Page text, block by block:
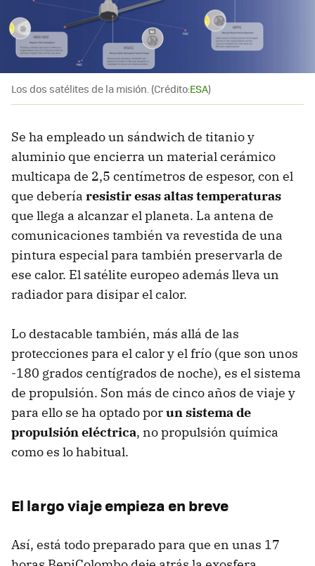
Los dos satélites de la misión. (Crédito:ESA)
Se ha empleado un sándwich de titanio y
aluminio que encierra un material cerámico
multicapa de 2,5 centímetros de espesor, con el
que debería resistir esas altas temperaturas
que llega a alcanzar el planeta. La antena de
comunicaciones también va revestida de una
pintura especial para también preservarla de
ese calor. El satélite europeo además lleva un
radiador para disipar el calor.
Lo destacable también, más allá de las
protecciones para el calor y el frío (que son unos
-180 grados centígrados de noche), es el sistema
de propulsión. Son más de cinco años de viaje y
para ello se ha optado porun sistema de
propulsión eléctrica, no propulsión química
como es lo habitual.
El largo viaje empieza en breve
Así, está todo preparado para que en unas 17